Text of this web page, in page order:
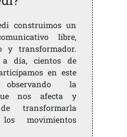
construimos un
libre,
y transformador.
día, cientos de
en este
observando la
nos afecta y
transformarla
movimientos